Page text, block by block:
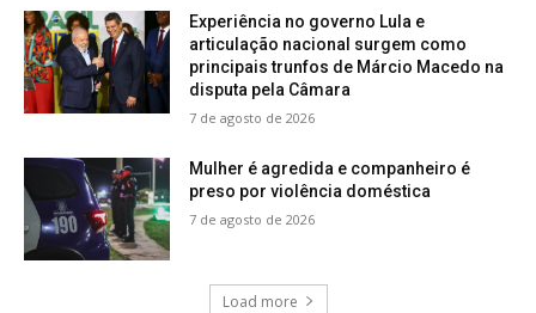
Experiência no governo Lula e
articulação nacional surgem como
principais trunfos de Márcio Macedo na
disputa pela Câmara
7 de agosto de 2026
Mulher é agredida e companheiro é
preso por violência doméstica
7 de agosto de 2026
Load more